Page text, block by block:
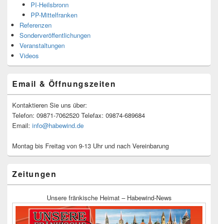
PI-Heilsbronn
PP-Mittelfranken
Referenzen
Sonderveröffentlichungen
Veranstaltungen
Videos
Email & Öffnungszeiten
Kontaktieren Sie uns über:
Telefon: 09871-7062520 Telefax: 09874-689684
Email: info@habewind.de
Montag bis Freitag von 9-13 Uhr und nach Vereinbarung
Zeitungen
Unsere fränkische Heimat – Habewind-News